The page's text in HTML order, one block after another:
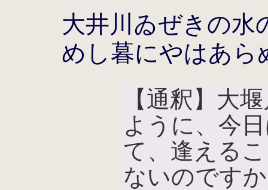
大井川ゐぜきの水
めし暮にやはあら
【通釈】大
ように、今
て、逢える
ないのです